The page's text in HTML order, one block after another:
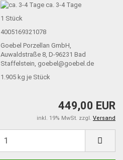
ca. 3-4 Tage
1 Stück
4005169321078
Goebel Porzellan GmbH,
Auwaldstraße 8, D-96231 Bad
Staffelstein, goebel@goebel.de
1.905 kg je Stück
449,00 EUR
inkl. 19% MwSt. zzgl. Versand